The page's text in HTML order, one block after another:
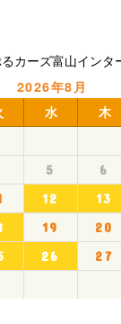
カーズ富山インタ
2026年8月
水 木
5 6
12 13
19 20
26 27